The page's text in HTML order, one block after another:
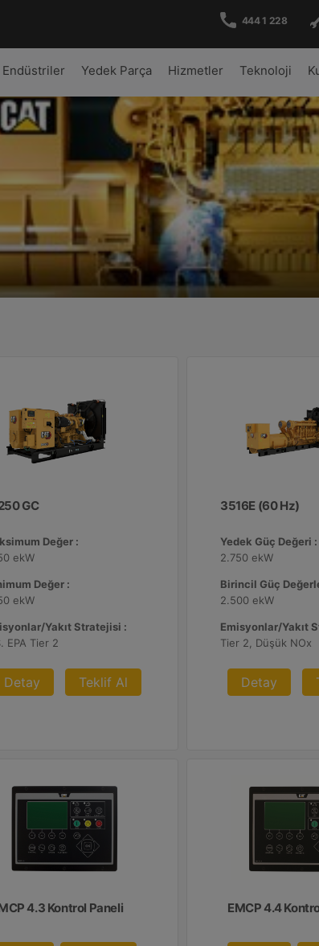
444 1 228
Endüstriler Yedek Parça Hizmetler Teknoloji
GC
Değer :
ekW
Değer :
ekW
Yakıt Stratejisi :
EPA Tier 2
Detay Teklif Al
3516E (60 Hz)
Yedek Güç Değeri :
2.750 ekW
Birincil Güç
2.500 ekW
Emisyonlar/Yakıt
Tier 2, Düşük NOx
Detay
4.3 Kontrol Paneli EMCP 4.4